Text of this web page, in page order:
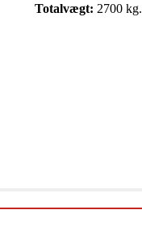
Totalvægt: 2700 kg.